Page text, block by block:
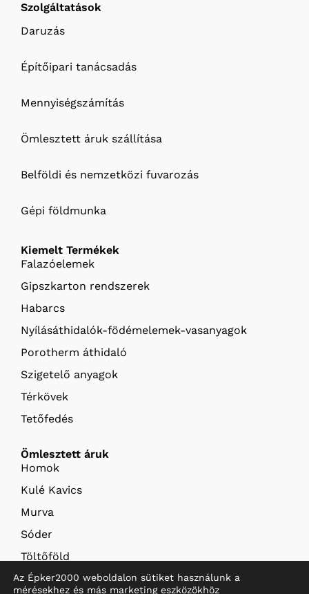
Szolgáltatások
Daruzás
Építőipari tanácsadás
Mennyiségszámítás
Ömlesztett áruk szállítása
Belföldi és nemzetközi fuvarozás
Gépi földmunka
Kiemelt Termékek
Falazóelemek
Gipszkarton rendszerek
Habarcs
Nyílásáthidalók-födémelemek-vasanyagok
Porotherm áthidaló
Szigetelő anyagok
Térkövek
Tetőfedés
Ömlesztett áruk
Homok
Kulé Kavics
Murva
Sóder
Töltőföld
Termőföld
Az Épker2000 weboldalon sütiket használunk a
mérésekhez és más marketing eszközökhöz